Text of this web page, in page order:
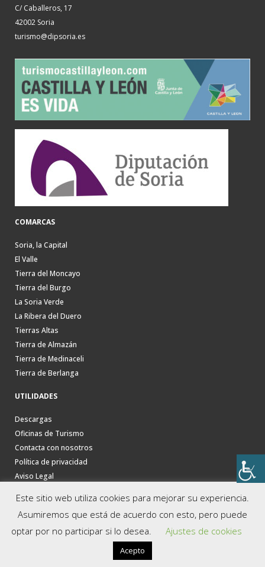
C/ Caballeros, 17
42002 Soria
turismo@dipsoria.es
COMARCAS
Soria, la Capital
El Valle
Tierra del Moncayo
Tierra del Burgo
La Soria Verde
La Ribera del Duero
Tierras Altas
Tierra de Almazán
Tierra de Medinaceli
Tierra de Berlanga
UTILIDADES
Descargas
Oficinas de Turismo
Contacta con nosotros
Política de privacidad
Aviso Legal
Este sitio web utiliza cookies para mejorar su experiencia.
Asumiremos que está de acuerdo con esto, pero puede
optar por no participar si lo desea.
Ajustes de cookies
Acepto